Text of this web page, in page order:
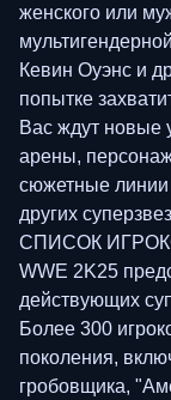
женского или
Кевин Оуэнс и
попытке
Вас ждут новые
арены,
сюжетные линии
других
СПИСОК
WWE 2K25
действующих
Более 300
поколения,
гробовщика,